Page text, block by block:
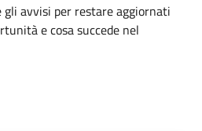
avvisi per restare aggiornati
e cosa succede nel